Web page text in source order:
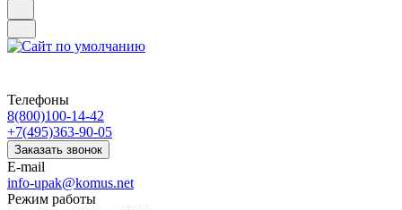
Телефоны
8(800)100-14-42
+7(495)363-90-05
Заказать звонок
E-mail
info-upak@komus.net
Режим работы